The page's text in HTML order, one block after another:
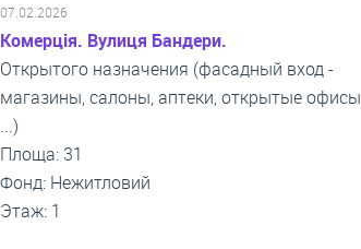
07.02.2026
Комерція. Вулиця Бандери.
Открытого назначения (фасадный вход -
магазины, салоны, аптеки, открытые офисы
...)
Площа: 31
Фонд: Нежитловий
Этаж: 1